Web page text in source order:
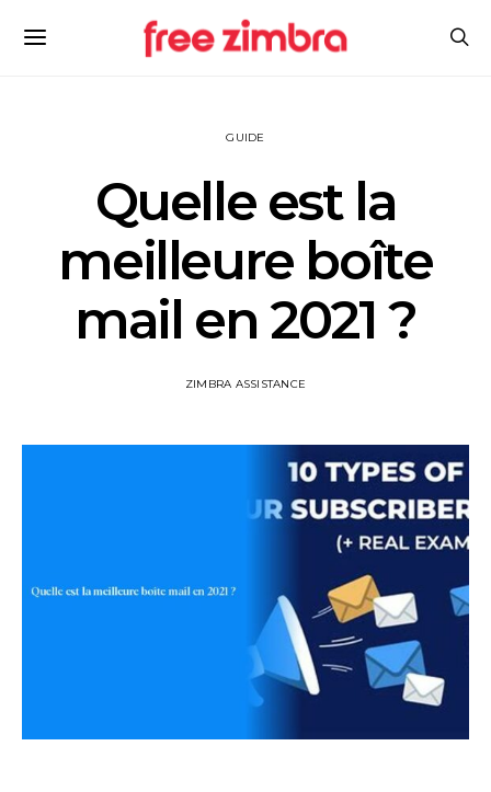
GUIDE
Quelle est la
meilleure boîte
mail en 2021 ?
ZIMBRA ASSISTANCE